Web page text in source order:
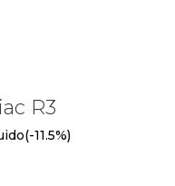
R3
(-11.5%)